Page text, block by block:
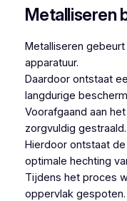
Metalliseren
Metalliseren
apparatuur.
Daardoor ontstaat
langdurige
Voorafgaand aan
zorgvuldig gestraald.
Hierdoor ontstaat
optimale hechting
Tijdens het proces
oppervlak gespoten.